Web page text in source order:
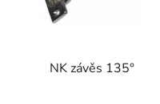
NK závěs 135°